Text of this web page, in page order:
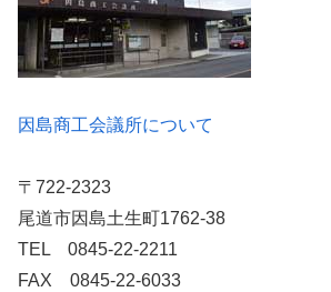
因島商工会議所について
〒722-2323
尾道市因島土生町1762-38
TEL 0845-22-2211
FAX 0845-22-6033